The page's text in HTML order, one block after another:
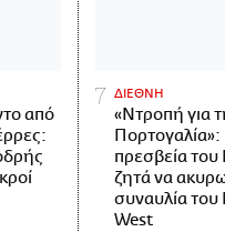
από
ΔΙΕΘΝΗ
«Ντροπή για
πρεσβεία του
ζητά να
συναυλία του
West